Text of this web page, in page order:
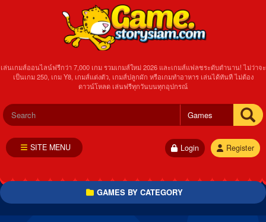
เล่นเกมส์ออนไลน์ฟรีกว่า 7,000 เกม รวมเกมส์ใหม่ 2026 และเกมส์แฟลชระดับตำนาน! ไม่ว่าจะ
เป็นเกม 250, เกม Y8, เกมส์แต่งตัว, เกมส์ปลูกผัก หรือเกมทำอาหาร เล่นได้ทันที ไม่ต้อง
ดาวน์โหลด เล่นฟรีทุกวันบนทุกอุปกรณ์
Register
Login
SITE MENU
GAMES BY CATEGORY